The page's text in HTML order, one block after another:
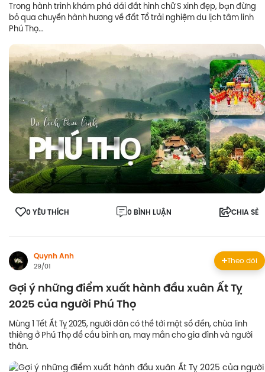
Trong hành trình khám phá dải đất hình chữ S xinh đẹp, bạn đừng
bỏ qua chuyến hành hương về đất Tổ trải nghiệm du lịch tâm linh
Phú Thọ...
0 YÊU THÍCH 0 BÌNH LUẬN CHIA SẺ
Quynh Anh
29/01
Theo dõi
Gợi ý những điểm xuất hành đầu xuân Ất Tỵ
2025 của người Phú Thọ
Mùng 1 Tết Ất Tỵ 2025, người dân có thể tới một số đền, chùa linh
thiêng ở Phú Thọ để cầu bình an, may mắn cho gia đình và người
thân.